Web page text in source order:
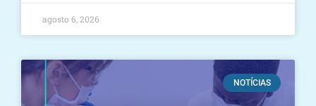
agosto 6, 2026
NOTÍCIAS